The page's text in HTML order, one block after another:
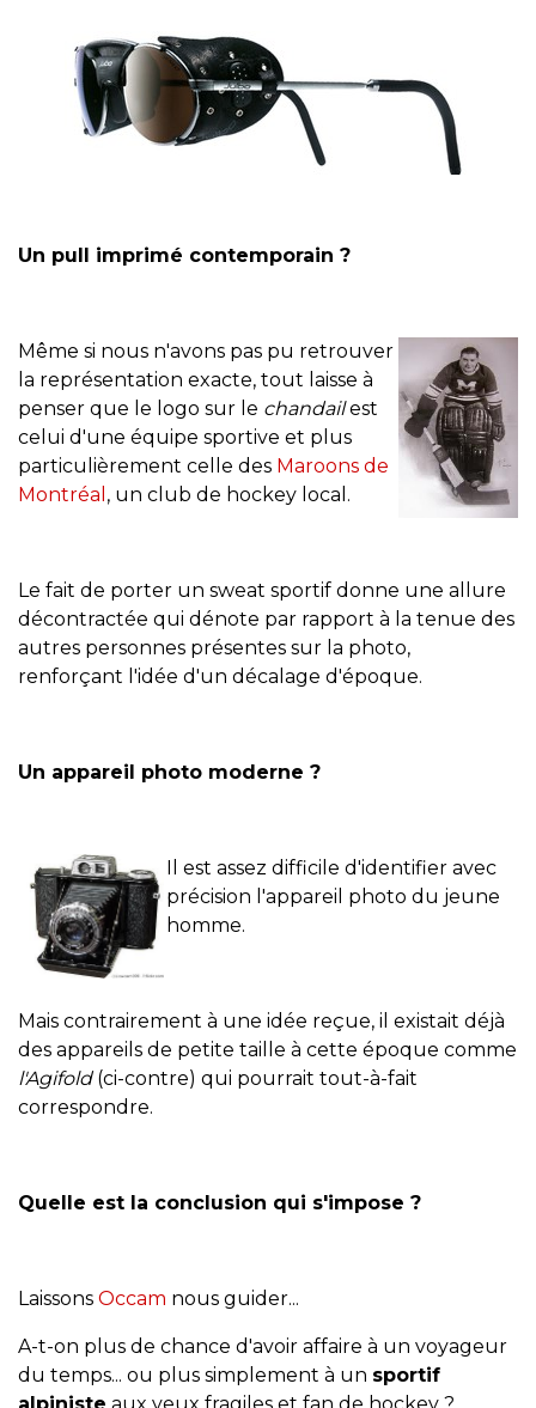
Un pull imprimé contemporain ?
Même si nous n'avons pas pu retrouver
la représentation exacte, tout laisse à
penser que le logo sur le chandailest
celui d'une équipe sportive et plus
particulièrement celle des Maroons de
Montréal , un club de hockey local.
Le fait de porter un sweat sportif donne une allure
décontractée qui dénote par rapport à la tenue des
autres personnes présentes sur la photo,
renforçant l'idée d'un décalage d'époque.
Un appareil photo moderne ?
Il est assez difficile d'identifier avec
précision l'appareil photo du jeune
homme.
Mais contrairement à une idée reçue, il existait déjà
des appareils de petite taille à cette époque comme
l'Agifold(ci-contre) qui pourrait tout-à-fait
correspondre.
Quelle est la conclusion qui s'impose ?
Laissons Occam nous guider...
A-t-on plus de chance d'avoir affaire à un voyageur
du temps... ou plus simplement à un sportif